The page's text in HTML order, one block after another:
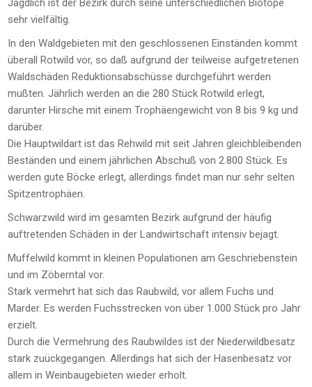
Jagdlich ist der Bezirk durch seine unterschiedlichen Biotope
sehr vielfältig.
In den Waldgebieten mit den geschlossenen Einständen kommt
überall Rotwild vor, so daß aufgrund der teilweise aufgetretenen
Waldschäden Reduktionsabschüsse durchgeführt werden
mußten. Jährlich werden an die 280 Stück Rotwild erlegt,
darunter Hirsche mit einem Trophäengewicht von 8 bis 9 kg und
darüber.
Die Hauptwildart ist das Rehwild mit seit Jahren gleichbleibenden
Beständen und einem jährlichen Abschuß von 2.800 Stück. Es
werden gute Böcke erlegt, allerdings findet man nur sehr selten
Spitzentrophäen.
Schwarzwild wird im gesamten Bezirk aufgrund der häufig
auftretenden Schäden in der Landwirtschaft intensiv bejagt.
Muffelwild kommt in kleinen Populationen am Geschriebenstein
und im Zöberntal vor.
Stark vermehrt hat sich das Raubwild, vor allem Fuchs und
Marder. Es werden Fuchsstrecken von über 1.000 Stück pro Jahr
erzielt.
Durch die Vermehrung des Raubwildes ist der Niederwildbesatz
stark zuückgegangen. Allerdings hat sich der Hasenbesatz vor
allem in Weinbaugebieten wieder erholt.